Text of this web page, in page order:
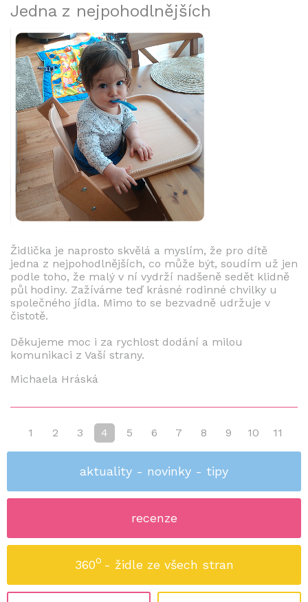
Jedna z nejpohodlnějších
Židlička je naprosto skvělá a myslím, že pro dítě
jedna z nejpohodlnějších, co může být, soudím už jen
podle toho, že malý v ní vydrží nadšeně sedět klidně
půl hodiny. Zažíváme teď krásné rodinné chvilky u
společného jídla. Mimo to se bezvadně udržuje v
čistotě.
Děkujeme moc i za rychlost dodání a milou
komunikaci z Vaší strany.
Michaela Hráská
1 2 3 4 5 6 7 8 9 10 11
aktuality - novinky - tipy
recenze
360o
- židle ze všech stran